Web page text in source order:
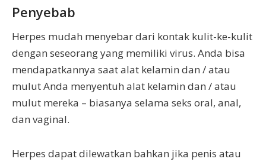
Penyebab
Herpes mudah menyebar dari kontak kulit-ke-kulit
dengan seseorang yang memiliki virus. Anda bisa
mendapatkannya saat alat kelamin dan / atau
mulut Anda menyentuh alat kelamin dan / atau
mulut mereka – biasanya selama seks oral, anal,
dan vaginal.
Herpes dapat dilewatkan bahkan jika penis atau